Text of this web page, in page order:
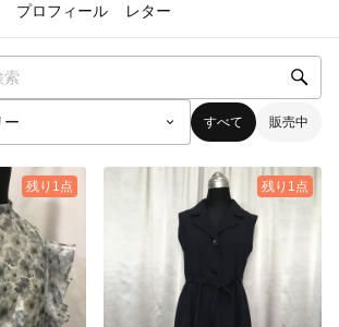
プロフィール レター
すべて 販売中
残り1点 残り1点